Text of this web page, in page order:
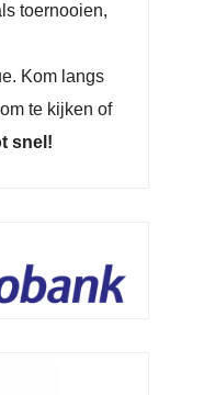
toernooien,
Kom langs
te kijken of
snel!